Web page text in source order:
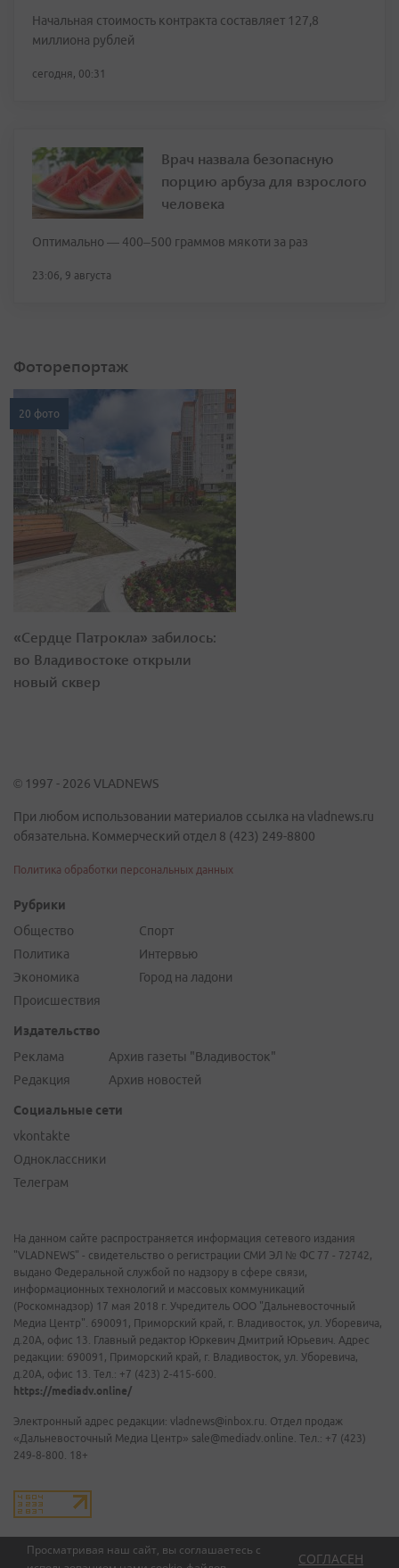
Просматривая наш сайт, вы соглашаетесь с
СОГЛАСЕН
Начальная стоимость контракта составляет 127,8
миллиона рублей
сегодня, 00:31
Врач назвала безопасную
порцию арбуза для взрослого
человека
Оптимально — 400–500 граммов мякоти за раз
23:06, 9 августа
Фоторепортаж
20 фото
«Сердце Патрокла» забилось:
во Владивостоке открыли
новый сквер
© 1997 - 2026 VLADNEWS
При любом использовании материалов ссылка на vladnews.ru
обязательна. Коммерческий отдел 8 (423) 249-8800
Политика обработки персональных данных
Рубрики
Общество
Политика
Экономика
Происшествия
Спорт
Интервью
Город на ладони
Издательство
Реклама
Редакция
Архив газеты "Владивосток"
Архив новостей
Социальные сети
vkontakte
Одноклассники
Телеграм
На данном сайте распространяется информация сетевого издания
"VLADNEWS" - свидетельство о регистрации СМИ ЭЛ № ФС 77 - 72742,
выдано Федеральной службой по надзору в сфере связи,
информационных технологий и массовых коммуникаций
(Роскомнадзор) 17 мая 2018 г. Учредитель ООО "Дальневосточный
Медиа Центр". 690091, Приморский край, г. Владивосток, ул. Уборевича,
д.20А, офис 13. Главный редактор Юркевич Дмитрий Юрьевич. Адрес
редакции: 690091, Приморский край, г. Владивосток, ул. Уборевича,
д.20А, офис 13. Тел.: +7 (423) 2-415-600.
https://mediadv.online/
Электронный адрес редакции: vladnews@inbox.ru. Отдел продаж
«Дальневосточный Медиа Центр» sale@mediadv.online. Тел.: +7 (423)
249-8-800. 18+